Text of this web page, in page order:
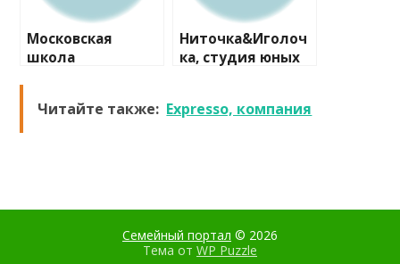
Московская
школа
Ниточка&Иголоч
ка, студия юных
Читайте также: Expresso, компания
Семейный портал © 2026
Тема от WP Puzzle